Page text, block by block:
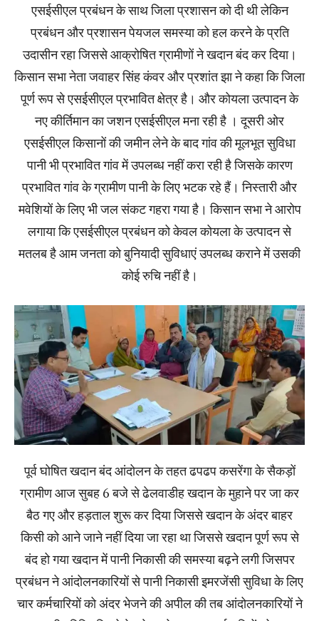
एसईसीएल प्रबंधन के साथ जिला प्रशासन को दी थी लेकिन
प्रबंधन और प्रशासन पेयजल समस्या को हल करने के प्रति
उदासीन रहा जिससे आक्रोषित ग्रामीणों ने खदान बंद कर दिया।
किसान सभा नेता जवाहर सिंह कंवर और प्रशांत झा ने कहा कि जिला
पूर्ण रूप से एसईसीएल प्रभावित क्षेत्र है। और कोयला उत्पादन के
नए कीर्तिमान का जशन एसईसीएल मना रही है । दूसरी ओर
एसईसीएल किसानों की जमीन लेने के बाद गांव की मूलभूत सुविधा
पानी भी प्रभावित गांव में उपलब्ध नहीं करा रही है जिसके कारण
प्रभावित गांव के ग्रामीण पानी के लिए भटक रहे हैं। निस्तारी और
मवेशियों के लिए भी जल संकट गहरा गया है। किसान सभा ने आरोप
लगाया कि एसईसीएल प्रबंधन को केवल कोयला के उत्पादन से
मतलब है आम जनता को बुनियादी सुविधाएं उपलब्ध कराने में उसकी
कोई रुचि नहीं है।
पूर्व घोषित खदान बंद आंदोलन के तहत ढपढप कसरेंगा के सैकड़ों
ग्रामीण आज सुबह 6 बजे से ढेलवाडीह खदान के मुहाने पर जा कर
बैठ गए और हड़ताल शुरू कर दिया जिससे खदान के अंदर बाहर
किसी को आने जाने नहीं दिया जा रहा था जिससे खदान पूर्ण रूप से
बंद हो गया खदान में पानी निकासी की समस्या बढ़ने लगी जिसपर
प्रबंधन ने आंदोलनकारियों से पानी निकासी इमरजेंसी सुविधा के लिए
चार कर्मचारियों को अंदर भेजने की अपील की तब आंदोलनकारियों ने